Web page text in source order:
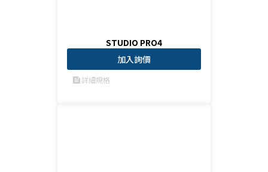
STUDIO PRO4
加入詢價
feed詳細規格